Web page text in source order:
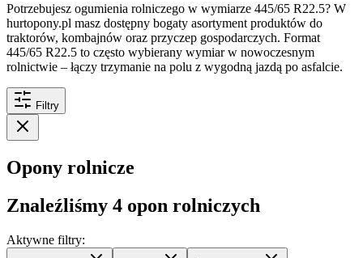
Potrzebujesz ogumienia rolniczego w wymiarze 445/65 R22.5? W
hurtopony.pl masz dostępny bogaty asortyment produktów do
traktorów, kombajnów oraz przyczep gospodarczych. Format
445/65 R22.5 to często wybierany wymiar w nowoczesnym
rolnictwie – łączy trzymanie na polu z wygodną jazdą po asfalcie.
Filtry
Opony rolnicze
Znaleźliśmy 4 opon rolniczych
Aktywne filtry: